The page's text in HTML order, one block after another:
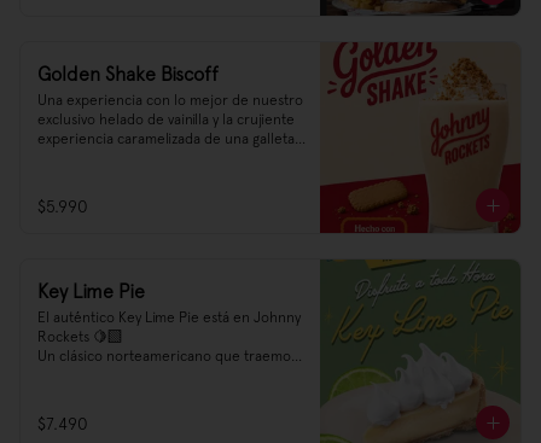
Golden Shake Biscoff
Una experiencia con lo mejor de nuestro
exclusivo helado de vainilla y la crujiente
experiencia caramelizada de una galleta
Golden Shake está hecho con Biscoff®️
$5.990
Key Lime Pie
El auténtico Key Lime Pie está en Johnny
Rockets 🍋‍🟩
Un clásico norteamericano que traemos
hora, es el acompañamiento ideal para
un desayuno, o una bebida a media tarde,
$7.490